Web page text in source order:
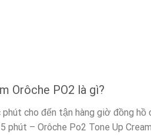
Orôche PO2 là gì?
cho đến tận hàng giờ đồng hồ
– Orôche Po2 Tone Up